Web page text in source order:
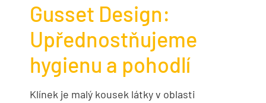
Gusset Design:
Upřednostňujeme
hygienu a pohodlí
Klínek je malý kousek látky v oblasti